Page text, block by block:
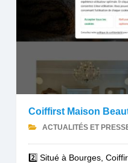
Coiffirst Maison
ACTUALITÉS ET
2️⃣ Situé à Bourges,